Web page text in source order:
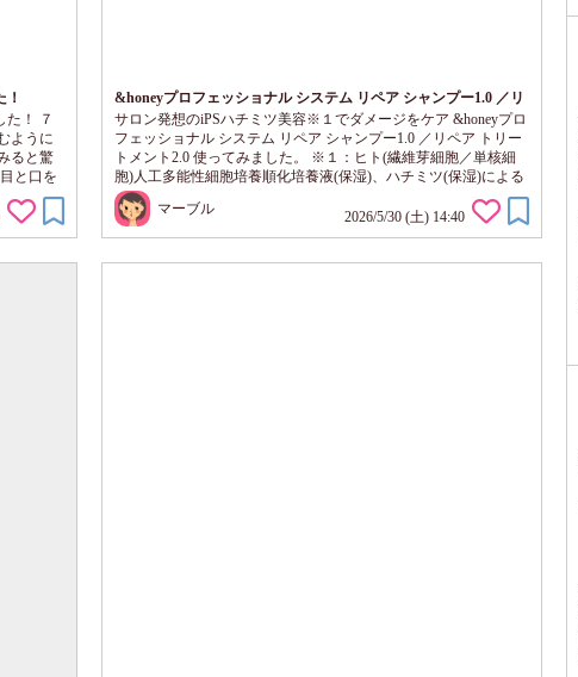
た！ ７
ように
ると驚
と口を
分に切
。 とて
密着し
&honeyプロフェッショナル システム リペア シャンプー1.0 ／リ
ペア トリートメント2.0使ってみました
サロン発想のiPSハチミツ美容※１でダメージをケア &honeyプロ
フェッショナル システム リペア シャンプー1.0 ／リペア トリー
トメント2.0 使ってみました。 ※１：ヒト(繊維芽細胞／単核細
胞)人工多能性細胞培養順化培養液(保湿)、ハチミツ(保湿)による
髪の保湿ケアのこと 6ヶ月に1度の間隔で 縮毛矯正をしています
ので、 ダメージがとても気になっています。 サロンクオリティ
ーとの事で 使うのが楽しみです。 パッケージボトルが とてもス
マーブル 2026/5/30 (土) 14:40